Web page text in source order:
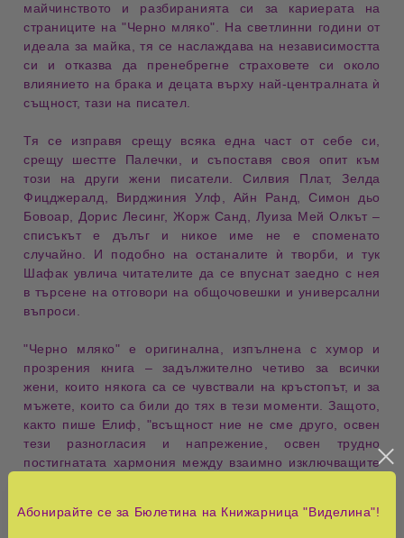
майчинството
и разбиранията си за кариерата на
страниците на "Черно мляко". На светлинни години от
идеала за майка, тя се наслаждава на независимостта
си и отказва да пренебрегнестраховете си около
влиянието на брака и децата върху най-централната ѝ
същност, тази на писател
Тя се изправя срещу всяка една част от себе си,
срещу шестте Палечки
, и съпоставя своя опит към
този на другижени писатели .Силвия Плат, Зелда
Фицджералд
Вирджиния Улф Айн Ранд ,Симон дьо
Бовоар
Дорис Лесинг, Жорж Санд Луиза Мей Олкът –
списъкът е дълъг и никое име не е споменато
случайно
И подобно на останалите ѝ творби, и тук
Шафак увлича читателите да се впуснат заедно с нея
в търсене на отговори на общочовешки и универсални
въпроси
"Черно мляко" еоригинална , изпълнена с хумор и
прозрения
книга – задължително четиво
за всички
жени, които някога са се чувствали на кръстопът, и за
мъжете, които са били до тях в тези моменти. Защото,
както пише Елиф, "всъщност ние не сме друго, освен
тези разногласия и напрежение
, освен трудно
постигнатата хармония между взаимно изключващите
вътрешна разноликост и се научава да бъдецялостна .
Абонирайте се за Бюлетина на Книжарница "Виделина"!